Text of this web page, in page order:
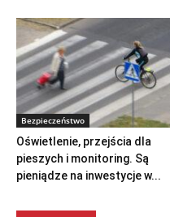
Bezpieczeństwo
Oświetlenie, przejścia dla
pieszych i monitoring. Są
pieniądze na inwestycje w...